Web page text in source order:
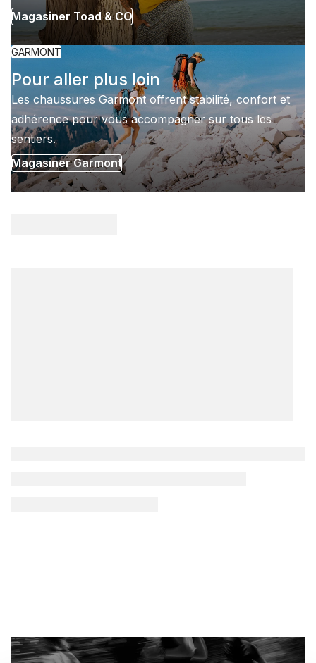
Magasiner Toad & CO
GARMONT
Pour aller plus loin
Les chaussures Garmont offrent stabilité, confort et
adhérence pour vous accompagner sur tous les
sentiers.
Magasiner Garmont